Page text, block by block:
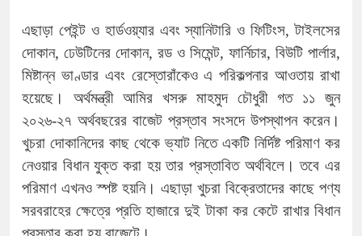
এছাড়া পেইন্ট ও হার্ডওয়্যার এবং স্যানিটারি ও ফিটিংস, টাইলসের
দোকান, ঢেউটিনের দোকান, রড ও সিমেন্ট, ফার্নিচার, বিউটি পার্লার,
মিষ্টান্ন ভাণ্ডার এবং রেস্তোরাঁকেও এ পরিকল্পনার আওতায় রাখা
হয়েছে। অর্থমন্ত্রী আমির খসরু মাহমুদ চৌধুরী গত ১১ জুন
২০২৬-২৭ অর্থবছরের বাজেট প্রস্তাব সংসদে উপস্থাপন করেন।
খুচরা দোকানিদের কাছ থেকে ভ্যাট নিতে একটি নির্দিষ্ট পরিমাণ কর
নেওয়ার বিধান যুক্ত করা হয় তার প্রস্তাবিত অর্থবিলে। তবে এর
পরিমাণ এখনও স্পষ্ট হয়নি। এছাড়া খুচরা বিক্রেতাদের কাছে পণ্য
সরবরাহের ক্ষেত্রে প্রতি হাজারে দুই টাকা কর কেটে রাখার বিধান